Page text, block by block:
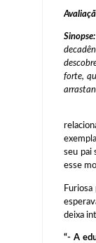
Sinopse:
forte,
Júlia
seu pai
esse
deixa
“- A